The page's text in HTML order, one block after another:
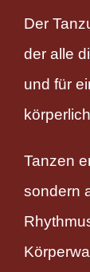
Der
der alle
und für
Tanzen
sondern